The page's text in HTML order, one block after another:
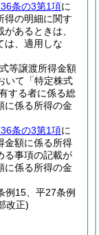
条の3第1項に
得の明細に関す
あるときは、
は、適用しな
等譲渡所得金額
いて「特定株式
する者に係る総
に係る所得の金
条の3第1項に
金額に係る所得
る事項の記載が
に係る所得の金
例15、平27条例
改正)